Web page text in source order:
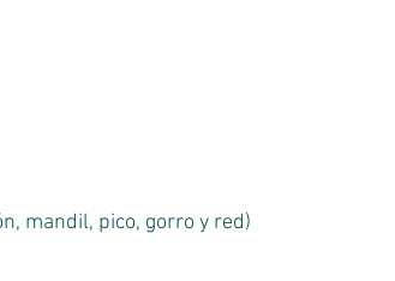
mandil, pico, gorro y red)